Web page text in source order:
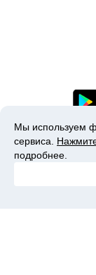
Мы используем
сервиса.
подробнее.